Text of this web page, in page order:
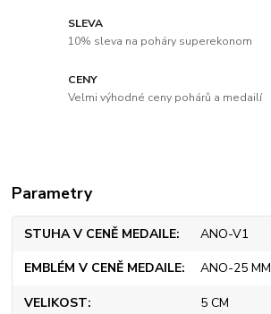
SLEVA
10% sleva na poháry superekonom
CENY
Velmi výhodné ceny pohárů a medailí
Parametry
STUHA V CENĚ MEDAILE ANO-V1
EMBLÉM V CENĚ MEDAILE ANO-25 MM
VELIKOST 5 CM